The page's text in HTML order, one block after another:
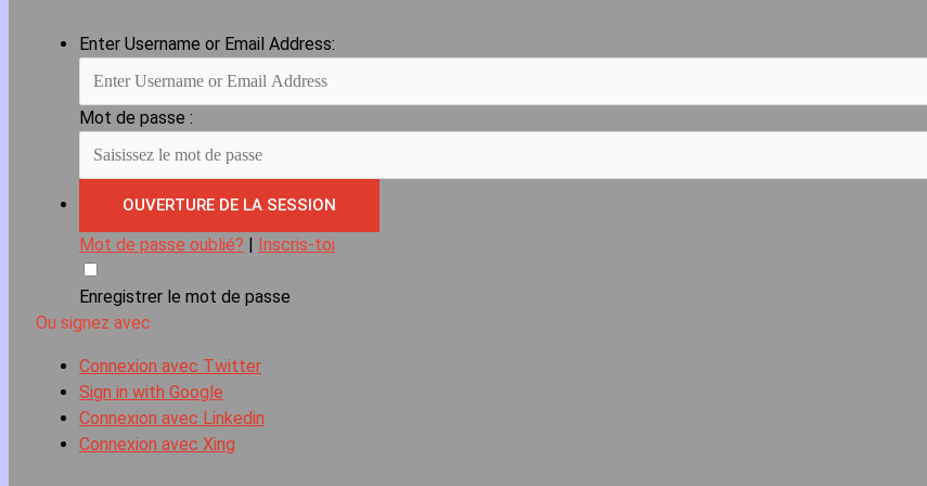
Enter Username or Email Address:
Mot de passe :
Mot de passe oublié? | Inscris-toi
Enregistrer le mot de passe
Ou signez avec
Connexion avec Twitter
Sign in with Google
Connexion avec Linkedin
Connexion avec Xing